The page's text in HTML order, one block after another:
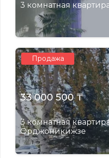
3 комнатная
Продажа
33 000 500 ₸
3 комнатная
Орджоникижзе